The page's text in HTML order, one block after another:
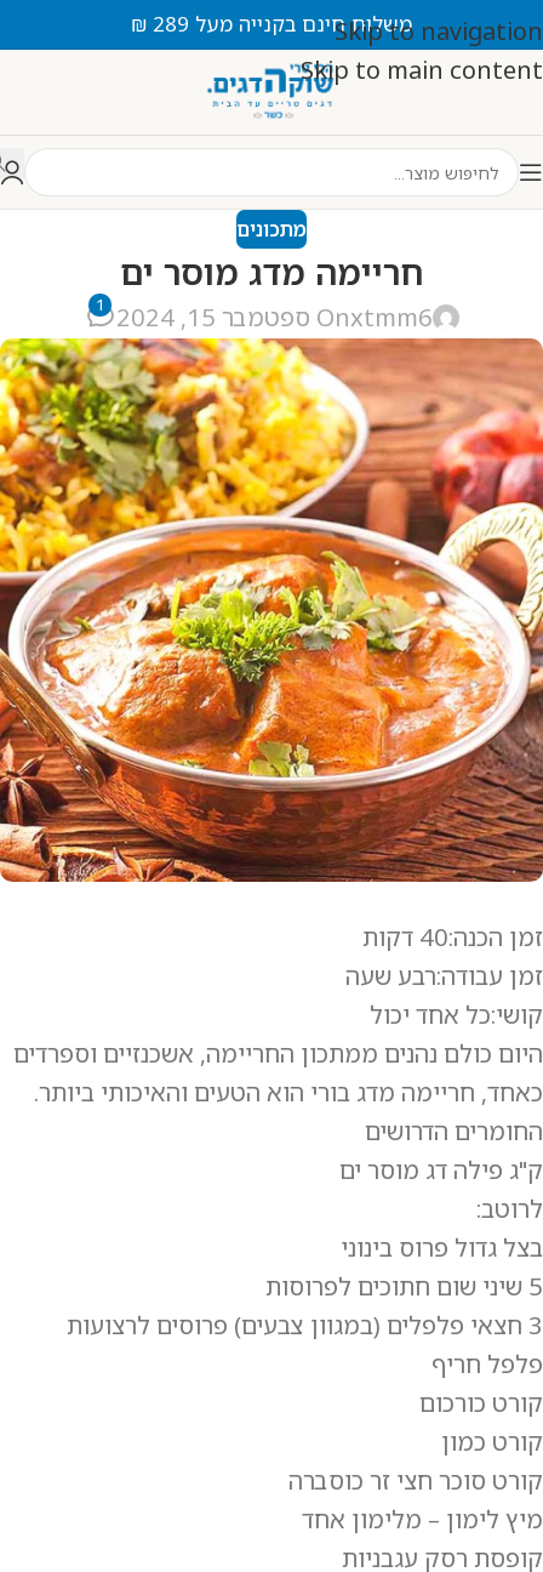
Skip to navigation
Skip to main content
משלוח חינם בקנייה מעל 289 ₪
מתכונים
חריימה מדג מוסר ים
xtmm6On ספטמבר 15, 2024 1
זמן הכנה:40 דקות
זמן עבודה:רבע שעה
קושי:כל אחד יכול
היום כולם נהנים ממתכון החריימה, אשכנזיים וספרדים
כאחד, חריימה מדג בורי הוא הטעים והאיכותי ביותר.
החומרים הדרושים
ק"ג פילה דג מוסר ים
לרוטב:
בצל גדול פרוס בינוני
5 שיני שום חתוכים לפרוסות
3 חצאי פלפלים (במגוון צבעים) פרוסים לרצועות
פלפל חריף
קורט כורכום
קורט כמון
קורט סוכר חצי זר כוסברה
מיץ לימון – מלימון אחד
קופסת רסק עגבניות